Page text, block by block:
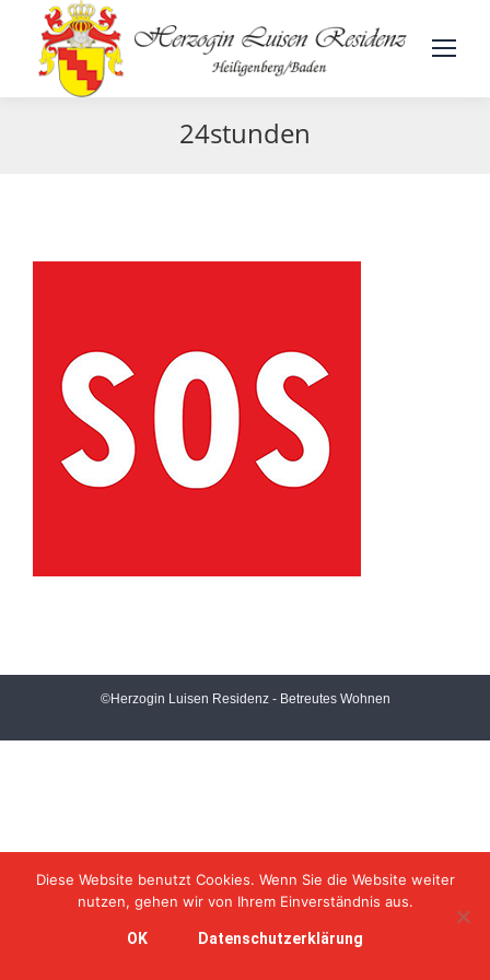
24stunden
©Herzogin Luisen Residenz - Betreutes Wohnen
Diese Website benutzt Cookies. Wenn Sie die Website weiter
nutzen, gehen wir von Ihrem Einverständnis aus.
OK Datenschutzerklärung